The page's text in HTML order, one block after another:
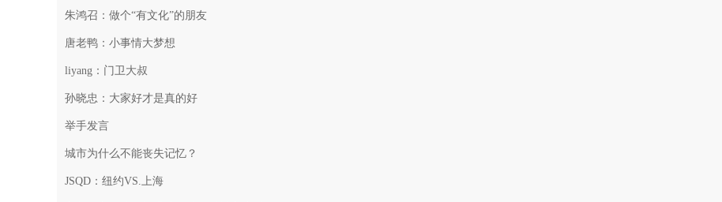
朱鸿召：做个“有文化”的朋友
唐老鸭：小事情大梦想
liyang：门卫大叔
孙晓忠：大家好才是真的好
举手发言
城市为什么不能丧失记忆？
JSQD：纽约VS.上海